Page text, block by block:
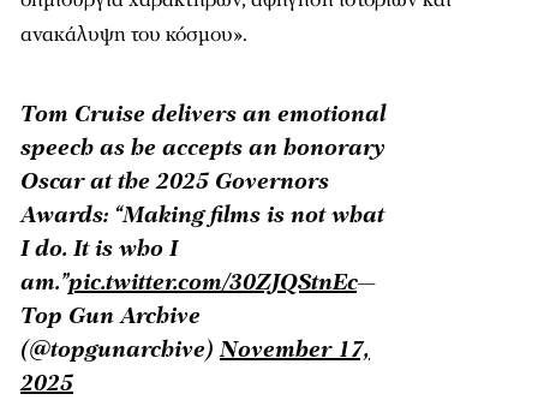
ανακάλυψη του κόσμου».
Tom Cruise delivers an emotional
speech as he accepts an honorary
Oscar at the 2025 Governors
Awards: “Making films is not what
I do. It is who I
am.”pic.twitter.com/30ZJQStnEc—
Top Gun Archive
(@topgunarchive)November 17,
2025